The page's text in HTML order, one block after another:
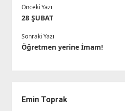
Önceki Yazı
28 ŞUBAT
Sonraki Yazı
Öğretmen yerine İmam!
Menü
Emin Toprak